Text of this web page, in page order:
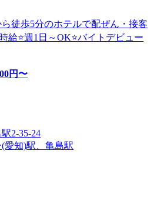
徒歩5分のホテルで配ぜん・接客
給⭐週1日～OK⭐バイトデビュー
円〜
2-35-24
愛知)駅、亀島駅